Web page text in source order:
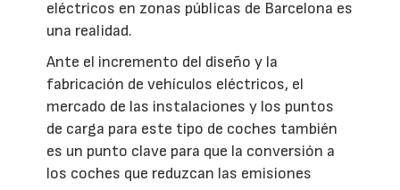
eléctricos en zonas públicas de Barcelona es
una realidad.
Ante el incremento del diseño y la
fabricación de vehículos eléctricos, el
mercado de las instalaciones y los puntos
de carga para este tipo de coches también
es un punto clave para que la conversión a
los coches que reduzcan las emisiones